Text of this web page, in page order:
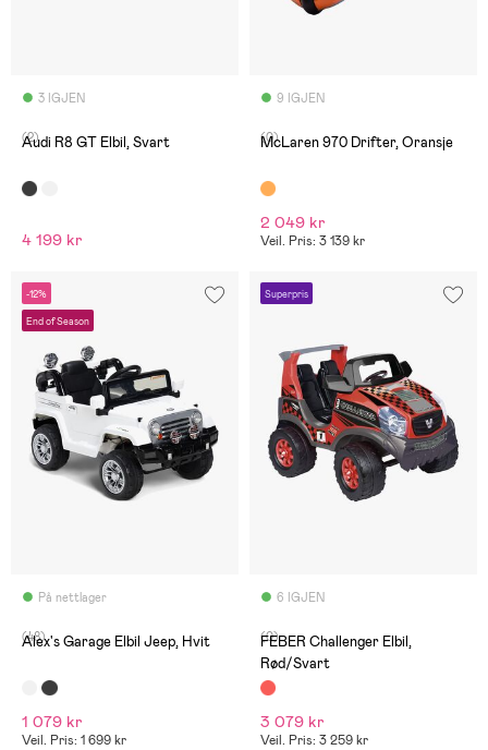
3 IGJEN
(2)
Audi R8 GT Elbil, Svart
4 199 kr
9 IGJEN
(0)
McLaren 970 Drifter, Oransje
2 049 kr
Veil. Pris: 3 139 kr
-12%
End of Season
På nettlager
(48)
Alex's Garage Elbil Jeep, Hvit
1 079 kr
Veil. Pris: 1 699 kr
Superpris
6 IGJEN
(0)
FEBER Challenger Elbil,
Rød/Svart
3 079 kr
Veil. Pris: 3 259 kr